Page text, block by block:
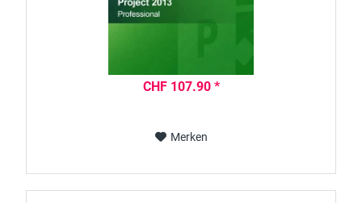
CHF 107.90 *
Merken